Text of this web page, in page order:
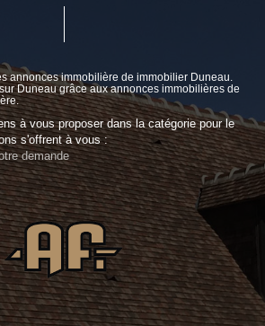
annonces immobilière de immobilier Duneau.
Duneau grâce aux annonces immobilières de
à vous proposer dans la catégorie pour le
s'offrent à vous :
demande